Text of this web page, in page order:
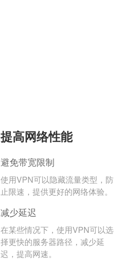
提高网络性能
避免带宽限制
使用VPN可以隐藏流量类型，防
止限速，提供更好的网络体验。
减少延迟
在某些情况下，使用VPN可以选
择更快的服务器路径，减少延
迟，提高网速。